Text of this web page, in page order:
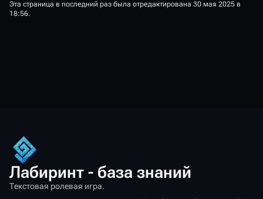
Эта страница в последний раз была отредактирована 30 мая 2025 в
18:56.
Лабиринт - база знаний
Текстовая ролевая игра.